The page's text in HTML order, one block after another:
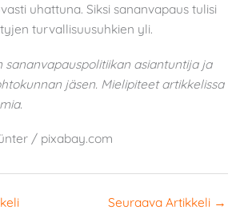
uhattuna. Siksi sananvapaus tulisi
turvallisuusuhkien yli.
asiantuntija ja
jäsen. Mielipiteet artikkelissa
/ pixabay.com
Seuraava Artikkeli →